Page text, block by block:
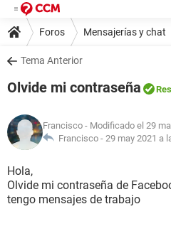
Foros Mensajerías y chat
Tema Anterior
Olvide mi contraseña
Francisco - Modificado el 29
Francisco - 29 may 2021 a
Hola,
Olvide mi contraseña de
tengo mensajes de trabajo